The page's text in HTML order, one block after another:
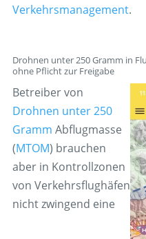
Verkehrsmanagement.
Drohnen unter 250 Gramm in
ohne Pflicht zur Freigabe
Betreiber von
Drohnen unter 250
Gramm Abflugmasse
(MTOM) brauchen
aber in Kontrollzonen
von Verkehrsflughäfen
nicht zwingend eine